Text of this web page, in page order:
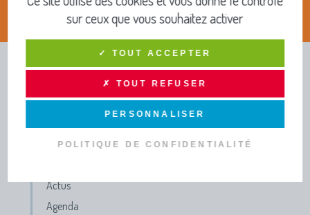
INFOS PRATIQUES ET
PUBLICATIONS
TOUTE L’INFO DRAGA
Actus
Agenda
sur ceux que vous souhaitez activer
✓ TOUT ACCEPTER
✗ TOUT REFUSER
PERSONNALISER
POLITIQUE DE CONFIDENTIALITÉ